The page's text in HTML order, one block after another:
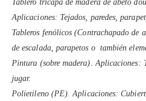
Tablero tricapa de madera de abeto
Aplicaciones: Tejados, paredes,
Tableros fenólicos (Contrachapado de
de escalada, parapetos o también
Pintura (sobre madera). Aplicaciones:
jugar.
Polietileno (PE). Aplicaciones: